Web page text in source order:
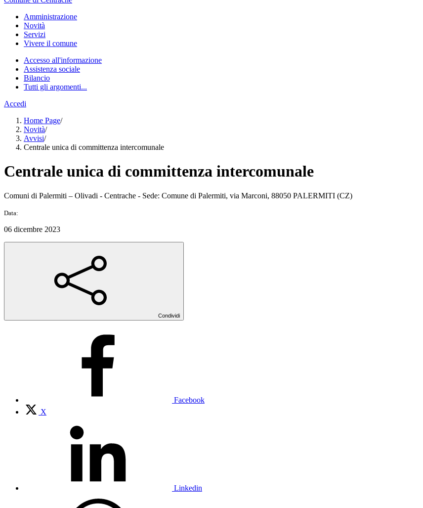
Amministrazione
Novità
Servizi
Vivere il comune
Accesso all'informazione
Assistenza sociale
Bilancio
Tutti gli argomenti...
Accedi
Home Page/
Novità/
Avvisi/
Centrale unica di committenza intercomunale
Centrale unica di committenza intercomunale
Comuni di Palermiti – Olivadi - Centrache - Sede: Comune di Palermiti, via Marconi, 88050 PALERMITI (CZ)
Data:
06 dicembre 2023
Condividi
Facebook
X
Linkedin